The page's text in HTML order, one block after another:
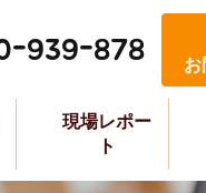
939-878 お
現場レポー
ト